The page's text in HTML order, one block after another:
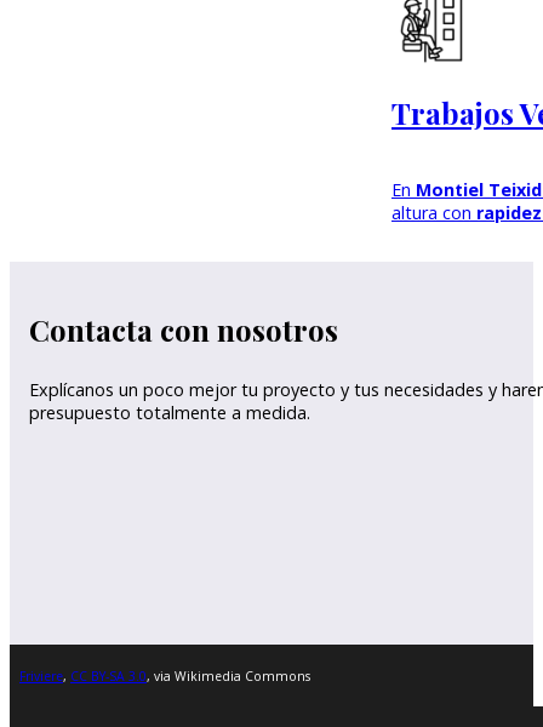
Trabajos
En Montiel
altura con
Contacta con nosotros
Explícanos un poco mejor tu proyecto y tus necesidades y
presupuesto totalmente a medida.
Friviere, CC BY-SA 3.0, via Wikimedia Commons